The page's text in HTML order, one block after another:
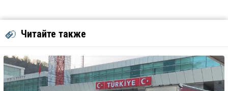
Читайте также